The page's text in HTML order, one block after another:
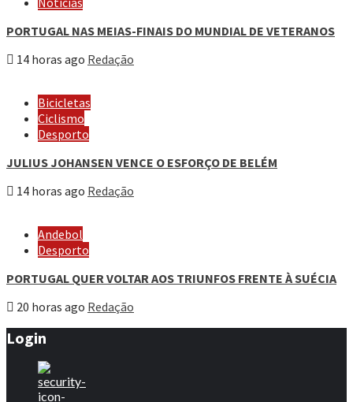
PORTUGAL NAS MEIAS-FINAIS DO MUNDIAL DE VETERANOS
14 horas ago Redação
Bicicletas
Ciclismo
Desporto
JULIUS JOHANSEN VENCE O ESFORÇO DE BELÉM
14 horas ago Redação
Andebol
Desporto
PORTUGAL QUER VOLTAR AOS TRIUNFOS FRENTE À SUÉCIA
20 horas ago Redação
Login